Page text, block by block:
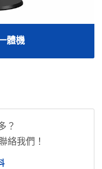
體機
？
絡我們！